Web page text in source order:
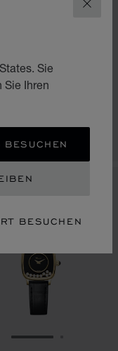
Sie
Sie Ihren
BESUCHEN
BESUCHEN
3
ETHISCHES
ANRUFEN
3
ZUR FOLIE